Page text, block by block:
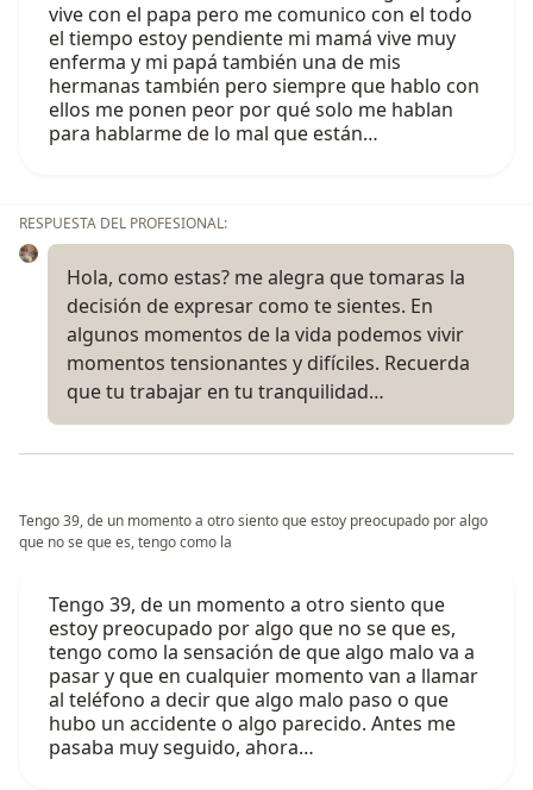
vive con el papa pero me comunico con el todo
el tiempo estoy pendiente mi mamá vive muy
enferma y mi papá también una de mis
hermanas también pero siempre que hablo con
ellos me ponen peor por qué solo me hablan
para hablarme de lo mal que están…
RESPUESTA DEL PROFESIONAL:
Hola, como estas? me alegra que tomaras la
decisión de expresar como te sientes. En
algunos momentos de la vida podemos vivir
momentos tensionantes y difíciles. Recuerda
que tu trabajar en tu tranquilidad…
Tengo 39, de un momento a otro siento que estoy preocupado por algo
que no se que es, tengo como la
Tengo 39, de un momento a otro siento que
estoy preocupado por algo que no se que es,
tengo como la sensación de que algo malo va a
pasar y que en cualquier momento van a llamar
al teléfono a decir que algo malo paso o que
hubo un accidente o algo parecido. Antes me
pasaba muy seguido, ahora…